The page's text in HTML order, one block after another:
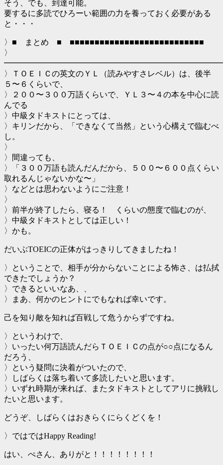
そう、でも、到達可能。
要するに多読でひろーい範囲の力を養っておく必要がある
と・・・
〉■ まとめ ■ ■■■■■■■■■■■■■■■■■■■■■■■■■■■
〉
〉ＴＯＥＩＣの英文のＹＬ（読みやすさレベル）は、後半
５〜６くらいで、
〉２００〜３００万語くらいで、ＹＬ３〜４の本を中心に読
んでる
〉中級タドキストにとっては、
〉キリンだから、「できなくて当然」という心構えで臨むべ
し。
〉
〉間違っても、
〉「３００万語も読んだんだから、５００〜６００点くらい
取れるんじゃないかな〜」
〉などとは思わないようにご注意！
〉
〉前半が終了したら、寝る！ くらいの態度で臨むのが、
〉中級タドキストとしては正しい！
〉かも。
だいぶTOEICの正体がはっきりしてきましたね！
〉ということで、相手が分からないことによる怖さ、は払拭
できたでしょうか？
〉できるといいなあ、、
〉まあ、何かのヒントにでもなれば幸いです。
己を知り敵を知れば百戦して危うからずですね。
〉というわけで、
〉いったい何万語読んだらＴＯＥＩＣの点が○○点になるん
だろう、
〉という疑問に決着がついたので、
〉しばらくは落ち着いて多読したいと思います。
〉いずれ時期が来れば、またタドキストとしてアリに挑戦し
たいと思います。
どうぞ、しばらくはおきらくにらくどくを！
〉ではではHappy Reading!
はい、ぺさん、ありがと！！！！！！！！